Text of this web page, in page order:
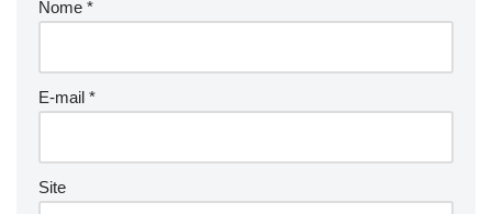
Nome *
E-mail *
Site